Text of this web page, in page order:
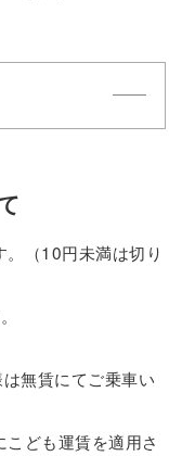
（10円未満は切り
無賃にてご乗車い
ども運賃を適用さ